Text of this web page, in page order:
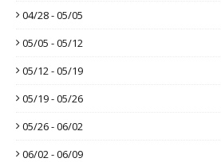
04/28 - 05/05
05/05 - 05/12
05/12 - 05/19
05/19 - 05/26
05/26 - 06/02
06/02 - 06/09